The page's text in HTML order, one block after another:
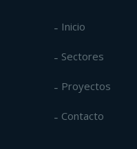
Inicio
Sectores
Proyectos
Contacto